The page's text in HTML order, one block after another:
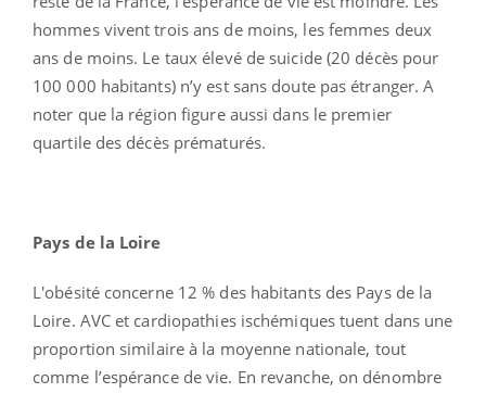
hommes vivent trois ans de moins, les femmes deux
ans de moins. Le taux élevé de suicide (20 décès pour
100 000 habitants) n’y est sans doute pas étranger. A
noter que la région figure aussi dans le premier
quartile des décès prématurés.
Pays de la Loire
L'obésité concerne 12 % des habitants des Pays de la
Loire. AVC et cardiopathies ischémiques tuent dans une
proportion similaire à la moyenne nationale, tout
comme l’espérance de vie. En revanche, on dénombre